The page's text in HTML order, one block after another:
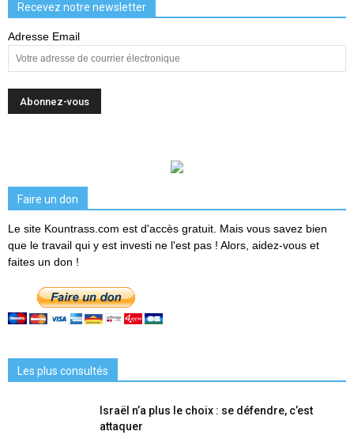
Recevez notre newsletter
Adresse Email
Faire un don
Le site Kountrass.com est d'accès gratuit. Mais vous savez bien
que le travail qui y est investi ne l'est pas ! Alors, aidez-vous et
faites un don !
Les plus consultés
Israël n’a plus le choix : se défendre, c’est
attaquer